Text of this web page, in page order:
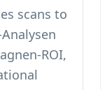
scans to
ROI,